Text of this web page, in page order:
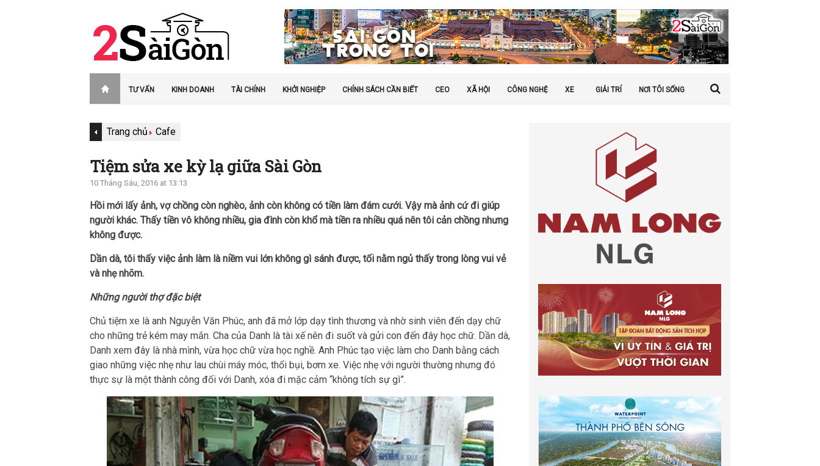
TƯ VẤN KINH DOANH TÀI CHÍNH KHỞI NGHIỆP CHÍNH SÁCH CẦN BIẾT CEO XÃ HỘI CÔNG NGHỆ XE GIẢI TRÍ NƠI TÔI SỐNG
Trang chủ Cafe
Tiệm sửa xe kỳ lạ giữa Sài Gòn
10 Tháng Sáu, 2016 at 13:13
Hồi mới lấy ảnh, vợ chồng còn nghèo, ảnh còn không có tiền làm đám cưới. Vậy mà ảnh cứ đi giúp
người khác. Thấy tiền vô không nhiều, gia đình còn khổ mà tiền ra nhiều quá nên tôi cản chồng nhưng
không được.
Dần dà, tôi thấy việc ảnh làm là niềm vui lớn không gì sánh được, tối nằm ngủ thấy trong lòng vui vẻ
và nhẹ nhõm.
Những người thợ đặc biệt
Chủ tiệm xe là anh Nguyễn Văn Phúc, anh đã mở lớp dạy tình thương và nhờ sinh viên đến dạy chữ
cho những trẻ kém may mắn. Cha của Danh là tài xế nên đi suốt và gửi con đến đây học chữ. Dần dà,
Danh xem đây là nhà mình, vừa học chữ vừa học nghề. Anh Phúc tạo việc làm cho Danh bằng cách
giao những việc nhẹ như lau chùi máy móc, thổi bụi, bơm xe. Việc nhẹ với người thường nhưng đó
thực sự là một thành công đối với Danh, xóa đi mặc cảm “không tích sự gì”.